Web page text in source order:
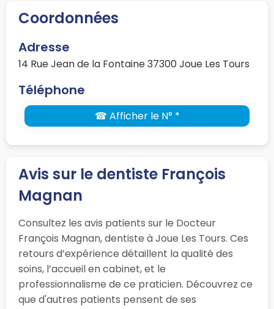
Coordonnées
Adresse
14 Rue Jean de la Fontaine 37300 Joue Les Tours
Téléphone
☎ Afficher le N° *
Avis sur le dentiste François
Magnan
Consultez les avis patients sur le Docteur
François Magnan, dentiste à Joue Les Tours. Ces
retours d’expérience détaillent la qualité des
soins, l’accueil en cabinet, et le
professionnalisme de ce praticien. Découvrez ce
que d'autres patients pensent de ses